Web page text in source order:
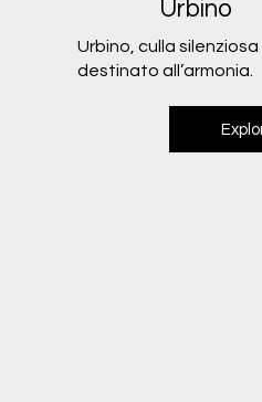
Urbino
Urbino, culla silenziosa
destinato all’armonia.